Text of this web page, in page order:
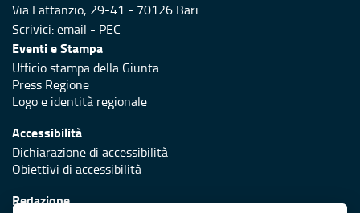
Via Lattanzio, 29-41 - 70126 Bari
Scrivici:email - PEC
Eventi e Stampa
Ufficio stampa della Giunta
Press Regione
Logo e identità regionale
Accessibilità
Dichiarazione di accessibilità
Obiettivi di accessibilità
Redazione